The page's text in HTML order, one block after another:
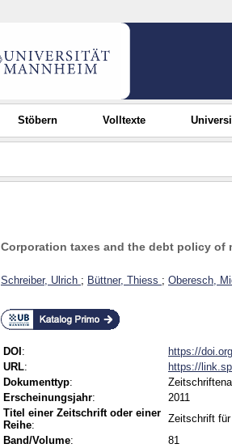
Stöbern Volltexte
Corporation taxes and the debt policy of
Schreiber, Ulrich ; Büttner, Thiess ; Oberesch,
DOI :
https://
URL:
https://
Dokumenttyp:
Erscheinungsjahr:
2011
Titel einer Zeitschrift oder einer
Reihe:
Zeitschrift
Band/Volume:
81